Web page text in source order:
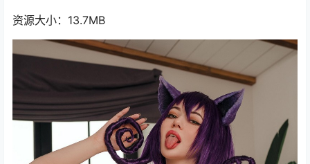
资源大小：13.7MB